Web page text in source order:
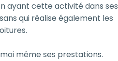
ayant cette activité dans ses
qui réalise également les
même ses prestations.